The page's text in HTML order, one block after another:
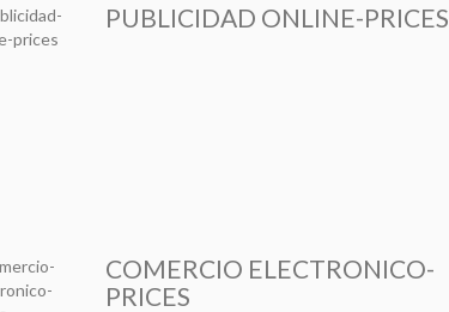
PUBLICIDAD ONLINE-PRICES
COMERCIO ELECTRONICO-
PRICES